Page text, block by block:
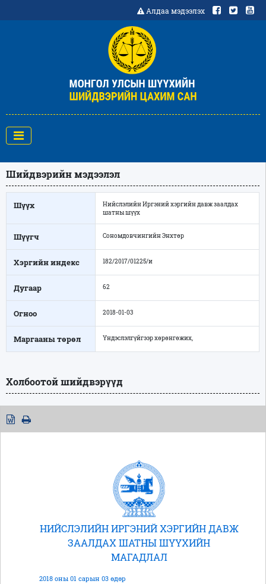
Алдаа мэдээлэх
Шийдвэрийн мэдээлэл
Шүүх
Нийслэлийн Иргэний хэргийн давж заалдах
шатны шүүх
Шүүгч Сономдовчингийн Энхтөр
Хэргийн индекс 182/2017/01225/и
Дугаар 62
Огноо 2018-01-03
Маргааны төрөл Үндэслэлгүйгээр хөрөнгөжих,
Холбоотой шийдвэрүүд
НИЙСЛЭЛИЙН ИРГЭНИЙ ХЭРГИЙН ДАВЖ
ЗААЛДАХ ШАТНЫ ШҮҮХИЙН
МАГАДЛАЛ
2018 оны 01 сарын 03 өдөр